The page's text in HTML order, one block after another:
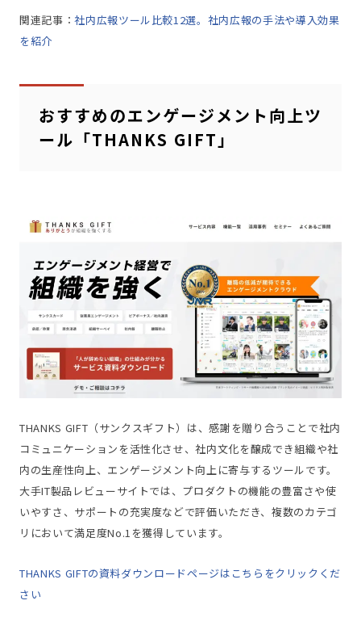
関連記事：社内広報ツール比較12選。社内広報の手法や導入効果
を紹介
おすすめのエンゲージメント向上ツ
ール「THANKS GIFT」
THANKS GIFT（サンクスギフト）は、感謝を贈り合うことで社内
コミュニケーションを活性化させ、社内文化を醸成でき組織や社
内の生産性向上、エンゲージメント向上に寄与するツールです。
大手IT製品レビューサイトでは、プロダクトの機能の豊富さや使
いやすさ、サポートの充実度などで評価いただき、複数のカテゴ
リにおいて満足度No.1を獲得しています。
THANKS GIFTの資料ダウンロードページはこちらをクリックくだ
さい